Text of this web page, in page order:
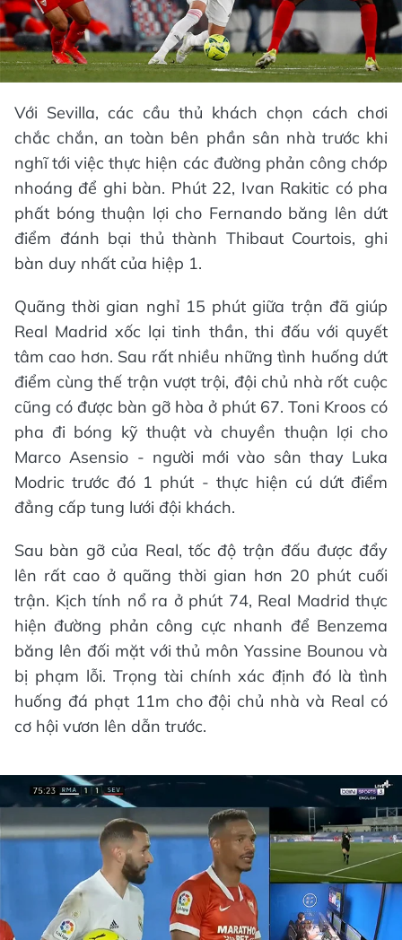
Với Sevilla, các cầu thủ khách chọn cách chơi
chắc chắn, an toàn bên phần sân nhà trước khi
nghĩ tới việc thực hiện các đường phản công chớp
nhoáng để ghi bàn. Phút 22, Ivan Rakitic có pha
phất bóng thuận lợi cho Fernando băng lên dứt
điểm đánh bại thủ thành Thibaut Courtois, ghi
bàn duy nhất của hiệp 1.
Quãng thời gian nghỉ 15 phút giữa trận đã giúp
Real Madrid xốc lại tinh thần, thi đấu với quyết
tâm cao hơn. Sau rất nhiều những tình huống dứt
điểm cùng thế trận vượt trội, đội chủ nhà rốt cuộc
cũng có được bàn gỡ hòa ở phút 67. Toni Kroos có
pha đi bóng kỹ thuật và chuyền thuận lợi cho
Marco Asensio - người mới vào sân thay Luka
Modric trước đó 1 phút - thực hiện cú dứt điểm
đẳng cấp tung lưới đội khách.
Sau bàn gỡ của Real, tốc độ trận đấu được đẩy
lên rất cao ở quãng thời gian hơn 20 phút cuối
trận. Kịch tính nổ ra ở phút 74, Real Madrid thực
hiện đường phản công cực nhanh để Benzema
băng lên đối mặt với thủ môn Yassine Bounou và
bị phạm lỗi. Trọng tài chính xác định đó là tình
huống đá phạt 11m cho đội chủ nhà và Real có
cơ hội vươn lên dẫn trước.